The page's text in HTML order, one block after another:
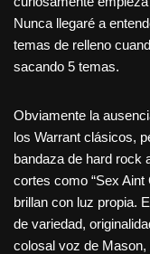
Nunca llegaré a
temas de relleno
sacando 5 temas.
Obviamente la
los Warrant clásicos,
bandaza de hard rock
cortes como “Sex Aint
brillan con luz propia.
de variedad,
colosal voz de